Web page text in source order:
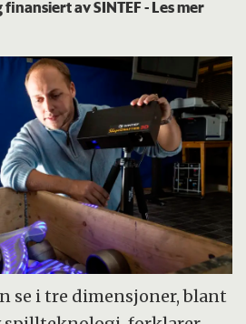
av SINTEF- Les mer
se i tre dimensjoner, blant